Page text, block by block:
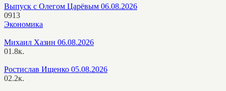
Выпуск с Олегом Царёвым 06.08.2026
0913
Экономика
Михаил Хазин 06.08.2026
01.8к.
Ростислав Ищенко 05.08.2026
02.2к.